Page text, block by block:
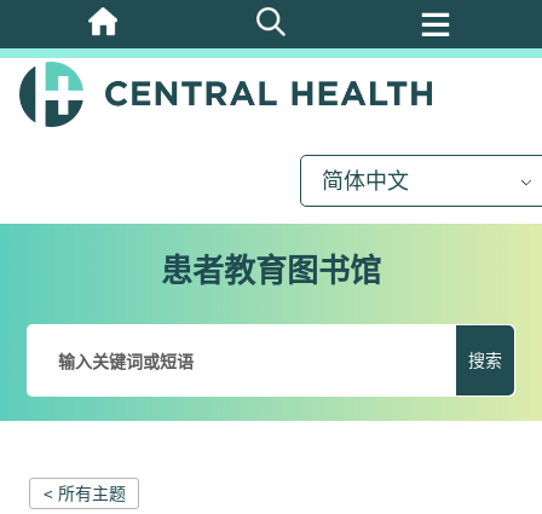
跳
至
主
简体中文
患者教育图书馆
搜索
< 所有主题